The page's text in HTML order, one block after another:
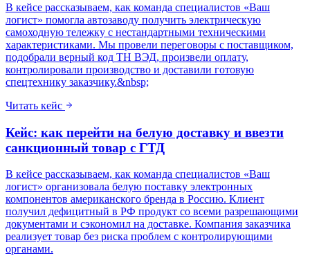
В кейсе рассказываем, как команда специалистов «Ваш
логист» помогла автозаводу получить электрическую
самоходную тележку с нестандартными техническими
характеристиками. Мы провели переговоры с поставщиком,
подобрали верный код ТН ВЭД, произвели оплату,
контролировали производство и доставили готовую
спецтехнику заказчику.&nbsp;
Читать кейс
Кейс: как перейти на белую доставку и ввезти
санкционный товар с ГТД
В кейсе рассказываем, как команда специалистов «Ваш
логист» организовала белую поставку электронных
компонентов американского бренда в Россию. Клиент
получил дефицитный в РФ продукт со всеми разрешающими
документами и сэкономил на доставке. Компания заказчика
реализует товар без риска проблем с контролирующими
органами.